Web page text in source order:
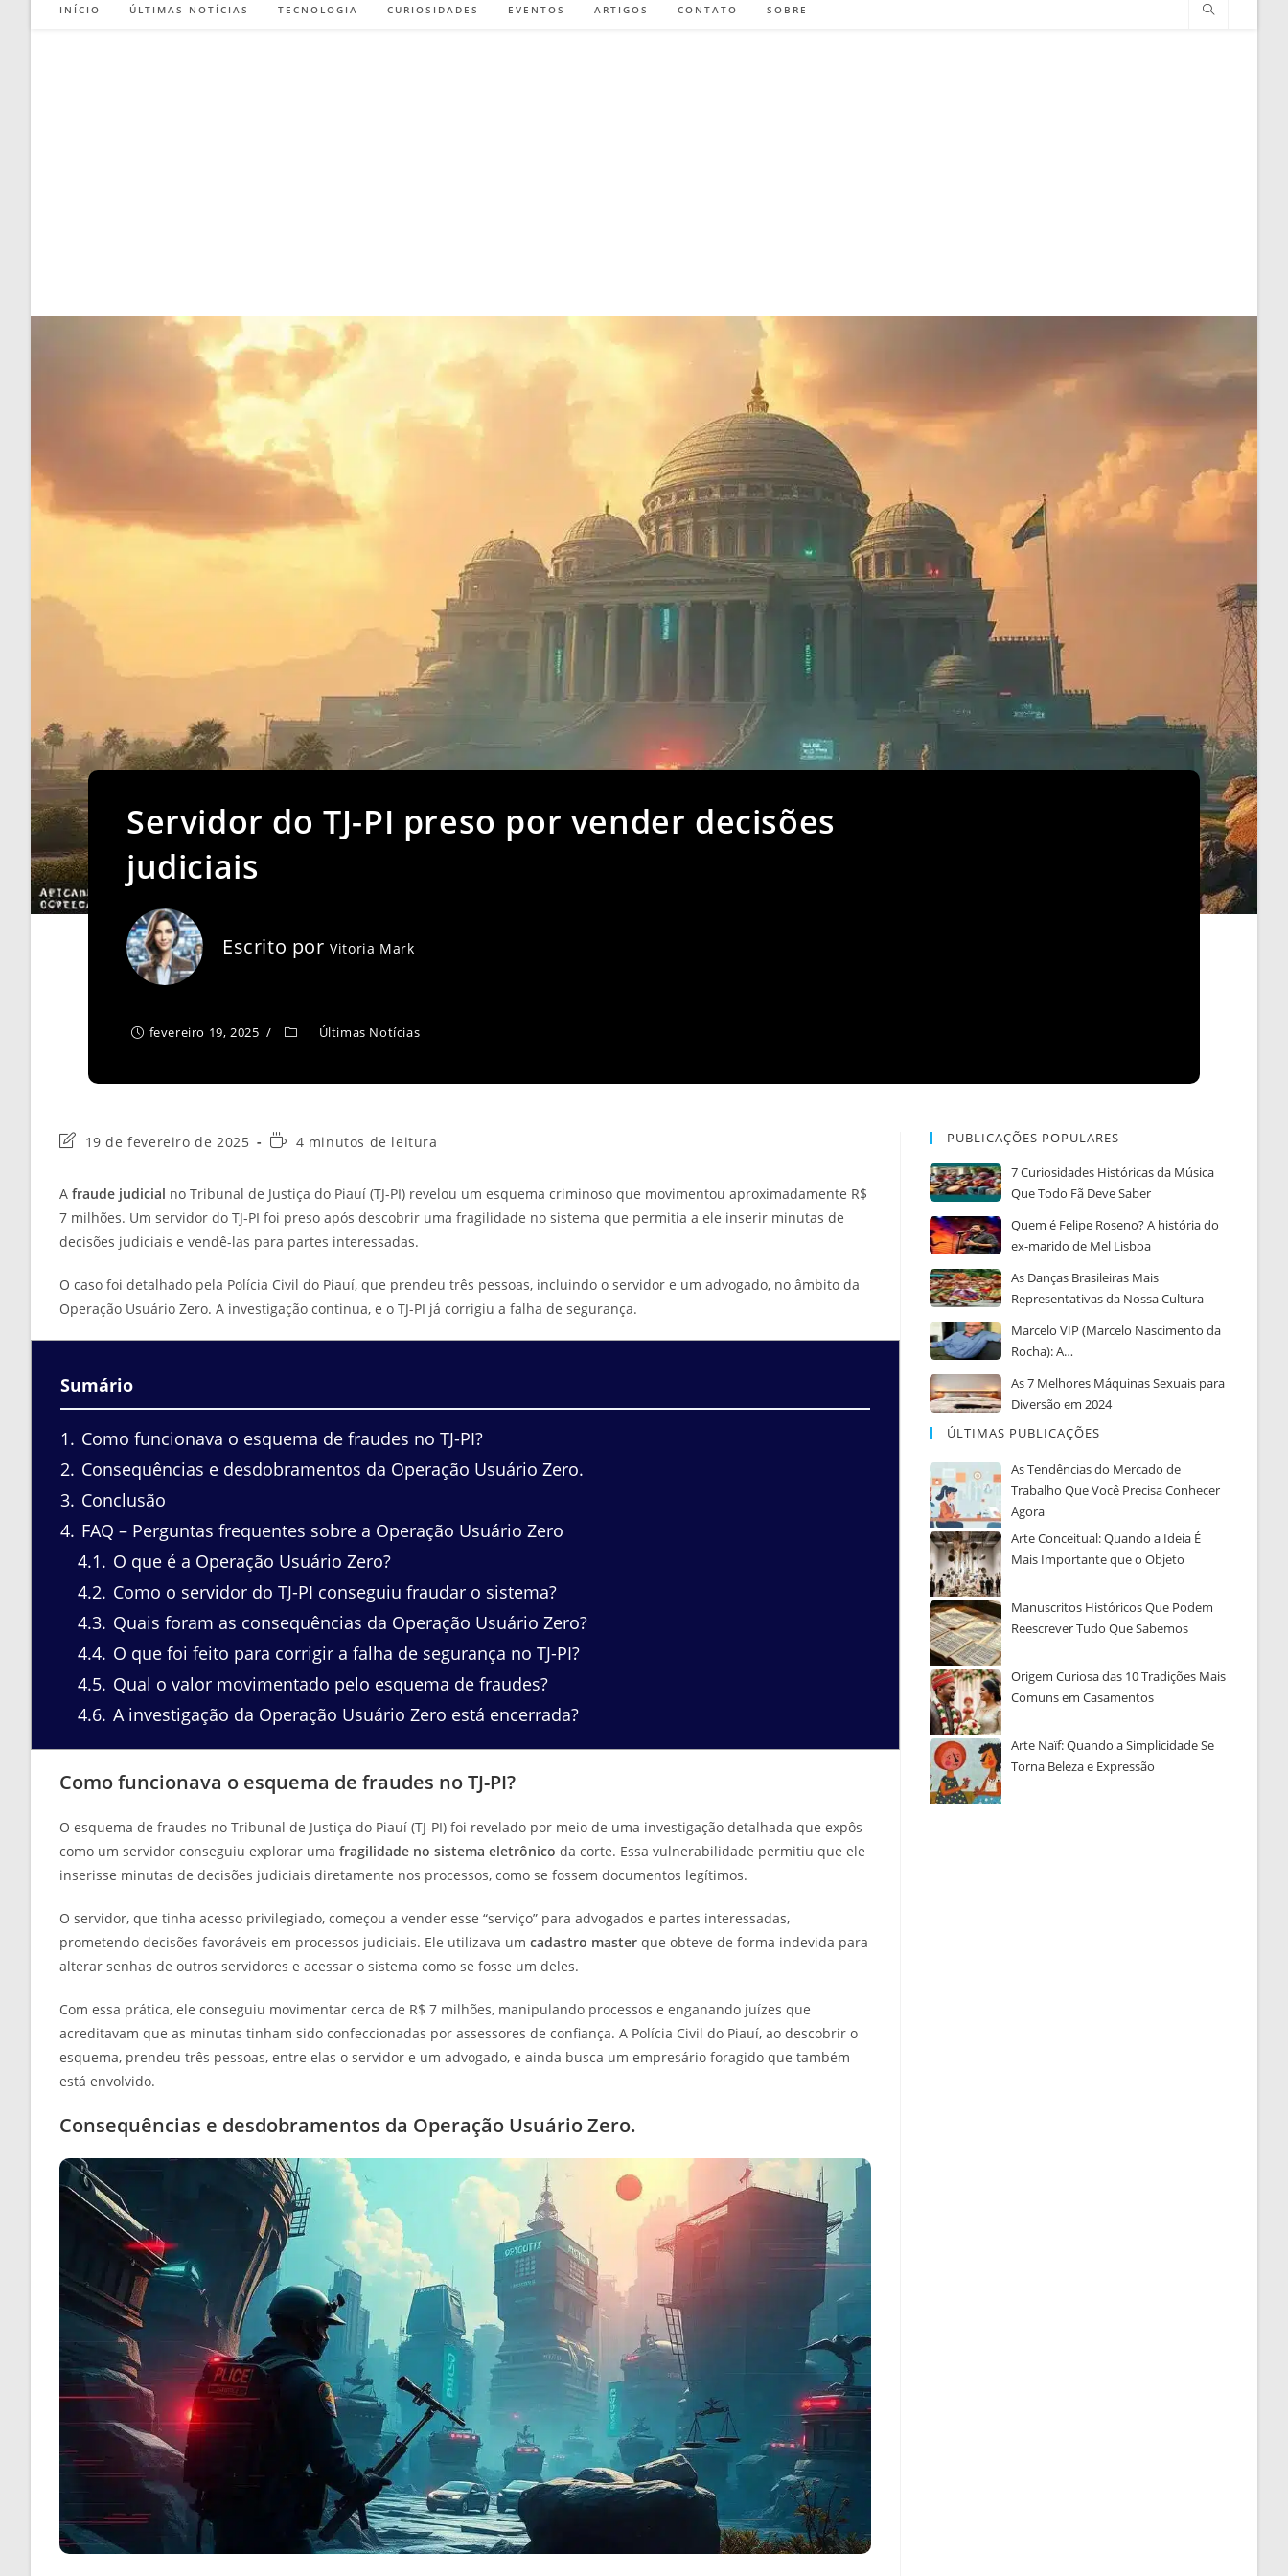
INÍCIO ÚLTIMAS NOTÍCIAS TECNOLOGIA CURIOSIDADES EVENTOS ARTIGOS CONTATO SOBRE
Servidor do TJ-PI preso por vender decisões
judiciais
Escrito porVitoria Mark
fevereiro 19, 2025 Últimas Notícias
Última
post:
19 de fevereiro de 2025
Tempo4 minutos de leitura
A fraude judicial no Tribunal de Justiça do Piauí (TJ-PI) revelou um esquema criminoso que movimentou aproximadamente R$
7 milhões. Um servidor do TJ-PI foi preso após descobrir uma fragilidade no sistema que permitia a ele inserir minutas de
decisões judiciais e vendê-las para partes interessadas.
O caso foi detalhado pela Polícia Civil do Piauí, que prendeu três pessoas, incluindo o servidor e um advogado, no âmbito da
Operação Usuário Zero. A investigação continua, e o TJ-PI já corrigiu a falha de segurança.
Sumário
1
Como funcionava o esquema de fraudes no TJ-PI?
2 Consequências e desdobramentos da Operação Usuário Zero.
3 Conclusão
4 FAQ – Perguntas frequentes sobre a Operação Usuário Zero
4.1
O que é a Operação Usuário Zero?
4.2 Como o servidor do TJ-PI conseguiu fraudar o sistema?
4.3 Quais foram as consequências da Operação Usuário Zero?
4.4 O que foi feito para corrigir a falha de segurança no TJ-PI?
4.5 Qual o valor movimentado pelo esquema de fraudes?
4.6 A investigação da Operação Usuário Zero está encerrada?
Como funcionava o esquema de fraudes no TJ-PI?
O esquema de fraudes no Tribunal de Justiça do Piauí (TJ-PI) foi revelado por meio de uma investigação detalhada que expôs
como um servidor conseguiu explorar uma fragilidade no sistema eletrônico da corte. Essa vulnerabilidade permitiu que ele
inserisse minutas de decisões judiciais diretamente nos processos, como se fossem documentos legítimos.
O servidor, que tinha acesso privilegiado, começou a vender esse “serviço” para advogados e partes interessadas,
prometendo decisões favoráveis em processos judiciais. Ele utilizava um cadastro master que obteve de forma indevida para
alterar senhas de outros servidores e acessar o sistema como se fosse um deles.
Com essa prática, ele conseguiu movimentar cerca de R$ 7 milhões, manipulando processos e enganando juízes que
acreditavam que as minutas tinham sido confeccionadas por assessores de confiança. A Polícia Civil do Piauí, ao descobrir o
esquema, prendeu três pessoas, entre elas o servidor e um advogado, e ainda busca um empresário foragido que também
está envolvido.
Consequências e desdobramentos da Operação Usuário Zero.
PUBLICAÇÕES POPULARES
7 Curiosidades Históricas da Música
Que Todo Fã Deve Saber
Quem é Felipe Roseno? A história do
ex-marido de Mel Lisboa
As Danças Brasileiras Mais
Representativas da Nossa Cultura
Marcelo VIP (Marcelo Nascimento da
Rocha): A…
As 7 Melhores Máquinas Sexuais para
Diversão em 2024
ÚLTIMAS PUBLICAÇÕES
As Tendências do Mercado de
Trabalho Que Você Precisa Conhecer
Agora
Arte Conceitual: Quando a Ideia É
Mais Importante que o Objeto
Manuscritos Históricos Que Podem
Reescrever Tudo Que Sabemos
Origem Curiosa das 10 Tradições Mais
Comuns em Casamentos
Arte Naïf: Quando a Simplicidade Se
Torna Beleza e Expressão